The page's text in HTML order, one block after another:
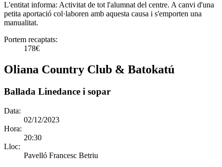
L'entitat informa: Activitat de tot l'alumnat del centre. A canvi d'una
petita aportació col·laboren amb aquesta causa i s'emporten una
manualitat.
Portem recaptats:
178€
Oliana Country Club & Batokatú
Ballada Linedance i sopar
Data:
02/12/2023
Hora:
20:30
Lloc:
Pavelló Francesc Betriu